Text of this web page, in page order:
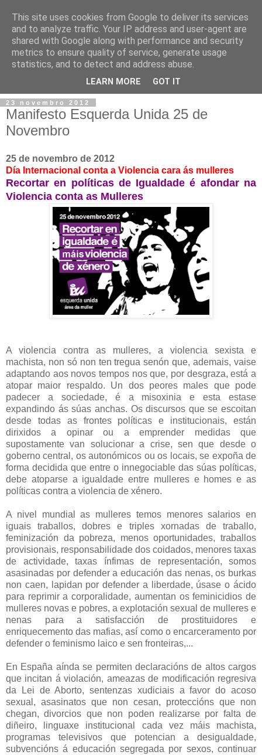
23 novembro 2012
Manifesto Esquerda Unida 25 de
Novembro
25 de novembro de 2012
Día Internacional conta a Violencia cara ás mulleres
Recortar en políticas de Igualdade é afondar na
Violencia conta as Mulleres
A violencia contra as mulleres, a violencia sexista e
machista, non só non ten tregua senón que, ademais, vaise
adaptando aos novos tempos nos que, por desgraza, está a
atopar maior respaldo. Un dos peores males que pode
padecer a sociedade, é a misoxinia e esta estase
expandindo ás súas anchas. Os discursos que se escoitan
desde todas as frontes políticas e institucionais, están
dirixidos a opinar ou a emprender medidas que
supostamente van solucionar a crise, sen que desde o
goberno central, os autonómicos ou os locais, se expoña de
forma decidida que entre o innegociable das súas políticas,
debe atoparse a igualdade entre mulleres e homes e as
políticas contra a violencia de xénero.
A nivel mundial as mulleres temos menores salarios en
iguais traballos, dobres e triples xornadas de traballo,
feminización da pobreza, menos oportunidades, traballos
provisionais, responsabilidade dos coidados, menores taxas
de actividade, taxas ínfimas de representación, somos
asasinadas por defender a educación das nenas, os burkas
non caen, lapidan por defender a liberdade, úsase o ácido
para reprimir a corporalidade, aumentan os feminicidios de
mulleres novas e pobres, a explotación sexual de mulleres e
nenas para a satisfacción de prostituidores e
enriquecemento das mafias, así como o encarceramento por
defender o feminismo laico e sen fronteiras,...
En España aínda se permiten declaracións de altos cargos
que incitan á violación, ameazas de modificación regresiva
da Lei de Aborto, sentenzas xudiciais a favor do acoso
sexual, asasinatos que non cesan, proteccións que non
chegan, divorcios que non poden realizarse por falta de
diñeiro, linguaxe institucional cada vez máis machista,
programas televisivos que potencian a desigualdade,
subvencións á educación segregada por sexos, continuar
This site uses cookies from Google to deliver its services
and to analyze traffic. Your IP address and user-agent are
shared with Google along with performance and security
metrics to ensure quality of service, generate usage
statistics, and to detect and address abuse.
LEARN MORE GOT IT